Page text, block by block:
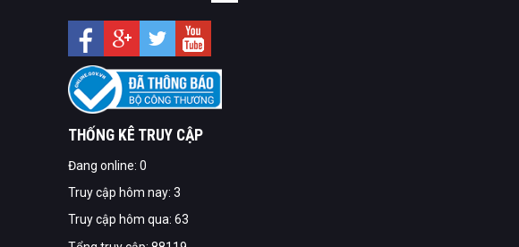
THỐNG KÊ TRUY CẬP
Đang online: 0
Truy cập hôm nay: 3
Truy cập hôm qua: 63